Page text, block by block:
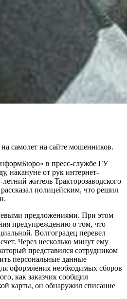
самолет на сайте мошенников.
в пресс-службе ГУ
накануне от рук интернет-
житель Тракторозаводского
полицейским, что решил
предложениями. При этом
предупреждению о том, что
Волгоградец перевел
Через несколько минут ему
представился сотрудником
персональные данные
оформления необходимых сборов
как заказчик сообщил
карты, он обнаружил списание